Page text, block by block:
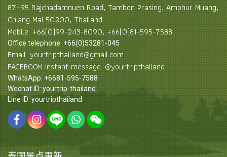
87–95 Rajchadamnuen Road, Tambon Prasing, Amphur Muang,
Chiang Mai 50200, Thailand
Mobile: +66(0)99-243-8090, +66(0)81-595-7588
Office telephone: +66(0)53281-045
Email: yourtripthailand@gmail.com
FACEBOOK Instant message: @yourtripthailand
WhatsApp: +6681-595-7588
Wechat ID: yourtrip-thailand
Line ID: yourtripthailand